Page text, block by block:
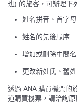
班) 的旅客，可辦理下
姓名拼音、首字
姓名的先後順序
增加或刪除中間名
更改新姓氏、舊
透過 ANA 購買機票的
道購買機票，請洽詢原